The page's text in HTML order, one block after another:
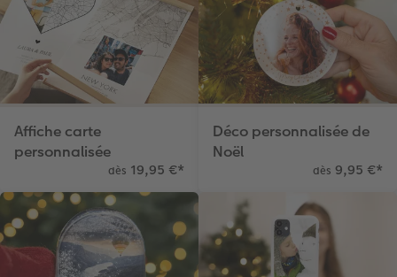
Affiche carte
personnalisée
dès 19,95 €*
Déco personnalisée de
Noël
dès 9,95 €*